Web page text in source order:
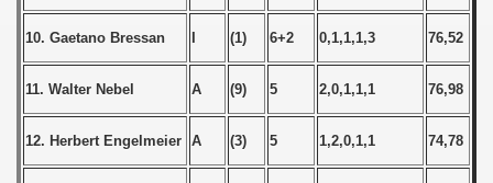
10. Gaetano Bressan (1) 6+2 0,1,1,1,3 76,52
11. Walter Nebel A (9) 5 2,0,1,1,1 76,98
12. Herbert Engelmeier A (3) 5 1,2,0,1,1 74,78
- 2013
- 2014
- 2015